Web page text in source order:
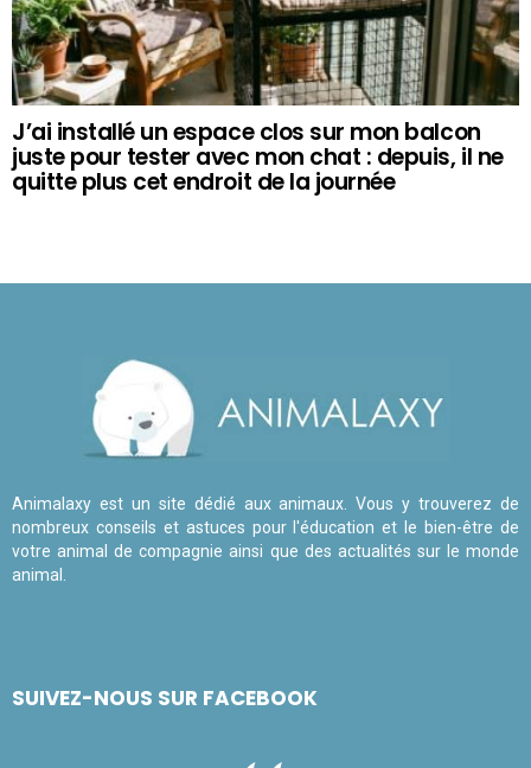
J’ai installé un espace clos sur mon balcon
juste pour tester avec mon chat : depuis, il ne
quitte plus cet endroit de la journée
Animalaxy est un site dédié aux animaux. Vous y trouverez de
nombreux conseils et astuces pour l'éducation et le bien-être de
votre animal de compagnie ainsi que des actualités sur le monde
animal.
SUIVEZ-NOUS SUR FACEBOOK